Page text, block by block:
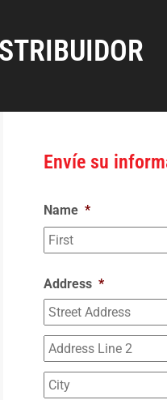
Envíe su
Name *
Address *